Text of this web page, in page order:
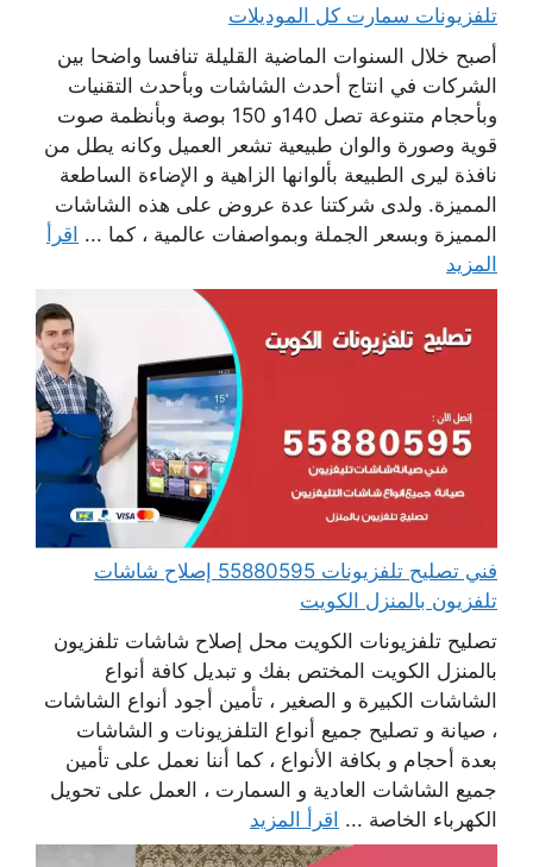
تلفزيونات سمارت كل الموديلات
أصبح خلال السنوات الماضية القليلة تنافسا واضحا بين
الشركات في انتاج أحدث الشاشات وبأحدث التقنيات
وبأحجام متنوعة تصل 140و 150 بوصة وبأنظمة صوت
قوية وصورة والوان طبيعية تشعر العميل وكانه يطل من
نافذة ليرى الطبيعة بألوانها الزاهية و الإضاءة الساطعة
المميزة. ولدى شركتنا عدة عروض على هذه الشاشات
المميزة وبسعر الجملة وبمواصفات عالمية ، كما ... اقرأ
المزيد
فني تصليح تلفزيونات 55880595 إصلاح شاشات
تلفزيون بالمنزل الكويت
تصليح تلفزيونات الكويت محل إصلاح شاشات تلفزيون
بالمنزل الكويت المختص بفك و تبديل كافة أنواع
الشاشات الكبيرة و الصغير ، تأمين أجود أنواع الشاشات
، صيانة و تصليح جميع أنواع التلفزيونات و الشاشات
بعدة أحجام و بكافة الأنواع ، كما أننا نعمل على تأمين
جميع الشاشات العادية و السمارت ، العمل على تحويل
الكهرباء الخاصة ... اقرأ المزيد